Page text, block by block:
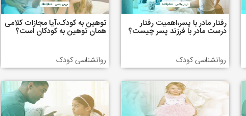
رفتار مادر با پسر،اهمیت رفتار
درست مادر با فرزند پسر چیست؟
روانشناسی کودک
توهین به کودک،آیا مجازات کلامی
همان توهین به کودکان است؟
روانشناسی کودک